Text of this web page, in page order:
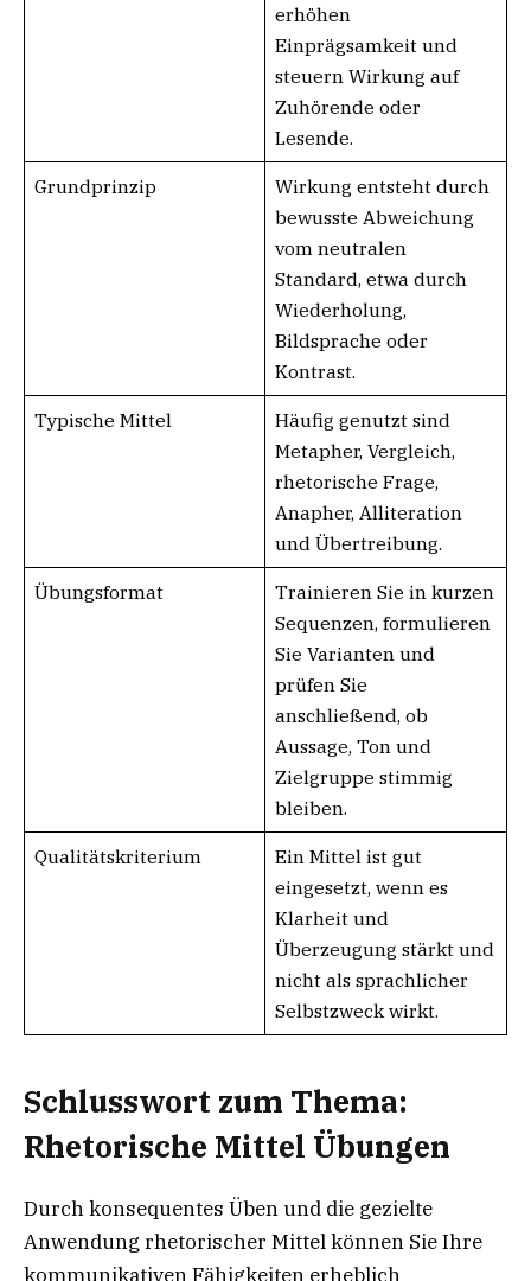
erhöhen
Einprägsamkeit und
steuern Wirkung auf
Zuhörende oder
Lesende.
Grundprinzip
Wirkung entsteht durch
bewusste Abweichung
vom neutralen
Standard, etwa durch
Wiederholung,
Bildsprache oder
Kontrast.
Typische Mittel
Häufig genutzt sind
Metapher, Vergleich,
rhetorische Frage,
Anapher, Alliteration
und Übertreibung.
Übungsformat
Trainieren Sie in kurzen
Sequenzen, formulieren
Sie Varianten und
prüfen Sie
anschließend, ob
Aussage, Ton und
Zielgruppe stimmig
bleiben.
Qualitätskriterium
Ein Mittel ist gut
eingesetzt, wenn es
Klarheit und
Überzeugung stärkt und
nicht als sprachlicher
Selbstzweck wirkt.
Schlusswort zum Thema:
Rhetorische Mittel Übungen
Durch konsequentes Üben und die gezielte
Anwendung rhetorischer Mittel können Sie Ihre
kommunikativen Fähigkeiten erheblich